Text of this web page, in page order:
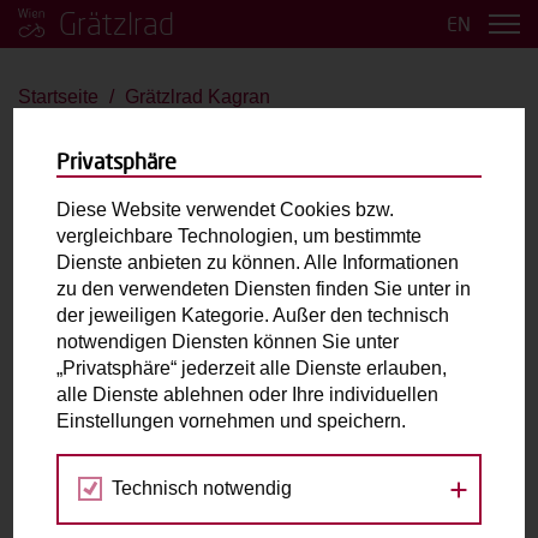
Grätzlrad EN
Startseite Grätzlrad Kagran
E-Bullit
bis 2 Kinder E-Antrieb
Laderaum:L: cm B: cm H: cm
Fahrradabholung & Rückgabe
Georg-Bilgeri-Straße 44
1220 Wien
Privatsphäre
Diese Website verwendet Cookies bzw.
vergleichbare Technologien, um bestimmte
Dienste anbieten zu können. Alle Informationen
zu den verwendeten Diensten finden Sie unter in
der jeweiligen Kategorie. Außer den technisch
notwendigen Diensten können Sie unter
„Privatsphäre“ jederzeit alle Dienste erlauben,
alle Dienste ablehnen oder Ihre individuellen
Einstellungen vornehmen und speichern.
Technisch notwendig